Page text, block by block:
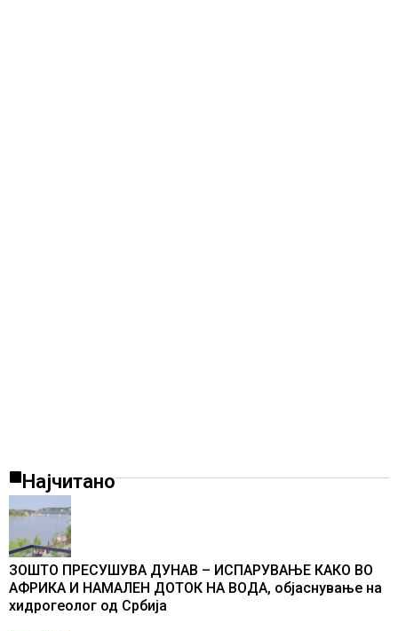
Најчитано
ЗОШТО ПРЕСУШУВА ДУНАВ – ИСПАРУВАЊЕ КАКО ВО
АФРИКА И НАМАЛЕН ДОТОК НА ВОДА, објаснување на
хидрогеолог од Србија